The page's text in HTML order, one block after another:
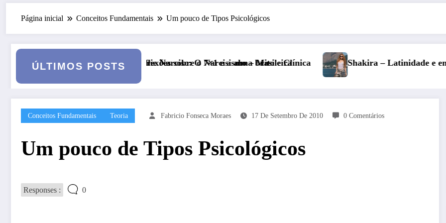
Página inicial Conceitos Fundamentais Um pouco de Tipos Psicológicos
ÚLTIMOS POSTS
sobre o 7×1 e a alma brasileira
Narciso: O Narcisismo – Mito e Clínica Shakira – Latinidade e empoderamento: complexos culturais
Conceitos Fundamentais Teoria Fabricio Fonseca Moraes 17 De Setembro De 2010 0 Comentários
Um pouco de Tipos Psicológicos
Responses : 0